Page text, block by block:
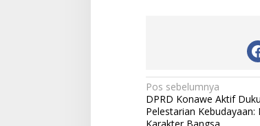
N
a
Pos sebelumnya
DPRD Konawe Aktif
Pelestarian Kebudayaan: